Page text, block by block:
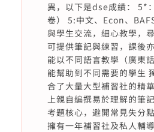
異，以下是dse成績： 5*
卷） 5:中文、Econ、
與學生交流，細心教學，
可提供筆記與練習，課後
能以不同語言教學（廣東
能幫助到不同需要的學生
合了大量大型補習社的精
上親自編撰易於理解的筆
考題核心，避開常見失分
擁有一年補習社及私人輔